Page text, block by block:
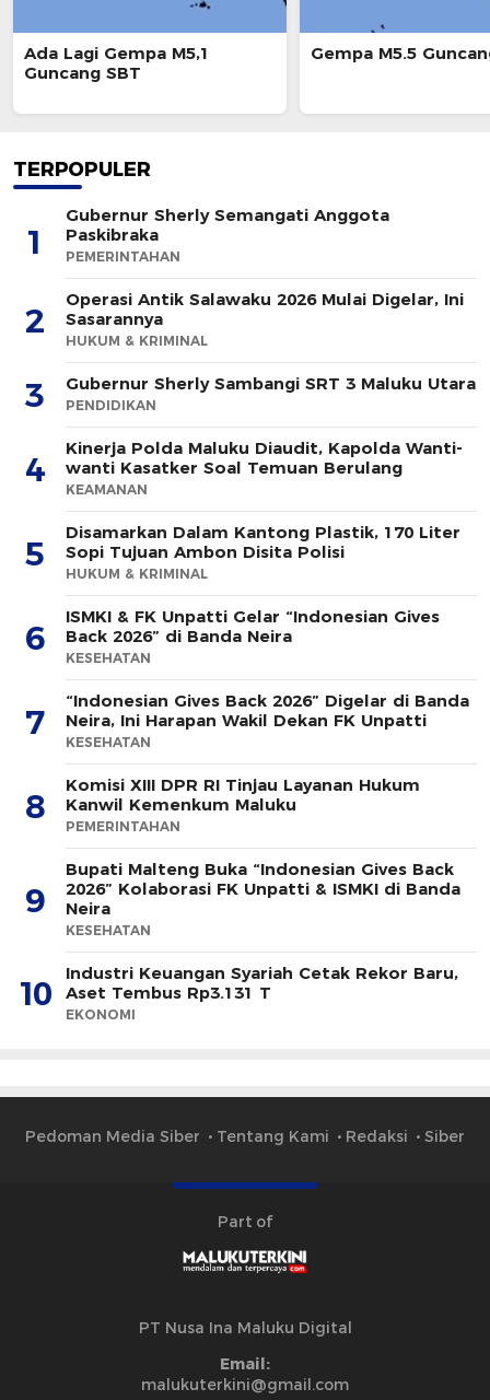
Ada Lagi Gempa M5,1
Guncang SBT
Gempa M5.5
TERPOPULER
1
Gubernur Sherly Semangati Anggota
Paskibraka
PEMERINTAHAN
2
Operasi Antik Salawaku 2026 Mulai Digelar, Ini
Sasarannya
HUKUM & KRIMINAL
3 Gubernur Sherly Sambangi SRT 3 Maluku Utara
PENDIDIKAN
4
Kinerja Polda Maluku Diaudit, Kapolda Wanti-
wanti Kasatker Soal Temuan Berulang
KEAMANAN
5
Disamarkan Dalam Kantong Plastik, 170 Liter
Sopi Tujuan Ambon Disita Polisi
HUKUM & KRIMINAL
6
ISMKI & FK Unpatti Gelar “Indonesian Gives
Back 2026” di Banda Neira
KESEHATAN
7
“Indonesian Gives Back 2026” Digelar di Banda
Neira, Ini Harapan Wakil Dekan FK Unpatti
KESEHATAN
8
Komisi XIII DPR RI Tinjau Layanan Hukum
Kanwil Kemenkum Maluku
PEMERINTAHAN
9
Bupati Malteng Buka “Indonesian Gives Back
2026” Kolaborasi FK Unpatti & ISMKI di Banda
Neira
KESEHATAN
10
Industri Keuangan Syariah Cetak Rekor Baru,
Aset Tembus Rp3.131 T
EKONOMI
Pedoman Media Siber Tentang Kami Redaksi Siber
Part of
PT Nusa Ina Maluku Digital
Email:
malukuterkini@gmail.com